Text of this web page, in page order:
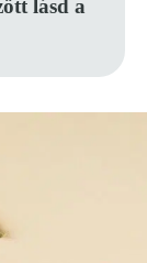
lásd a